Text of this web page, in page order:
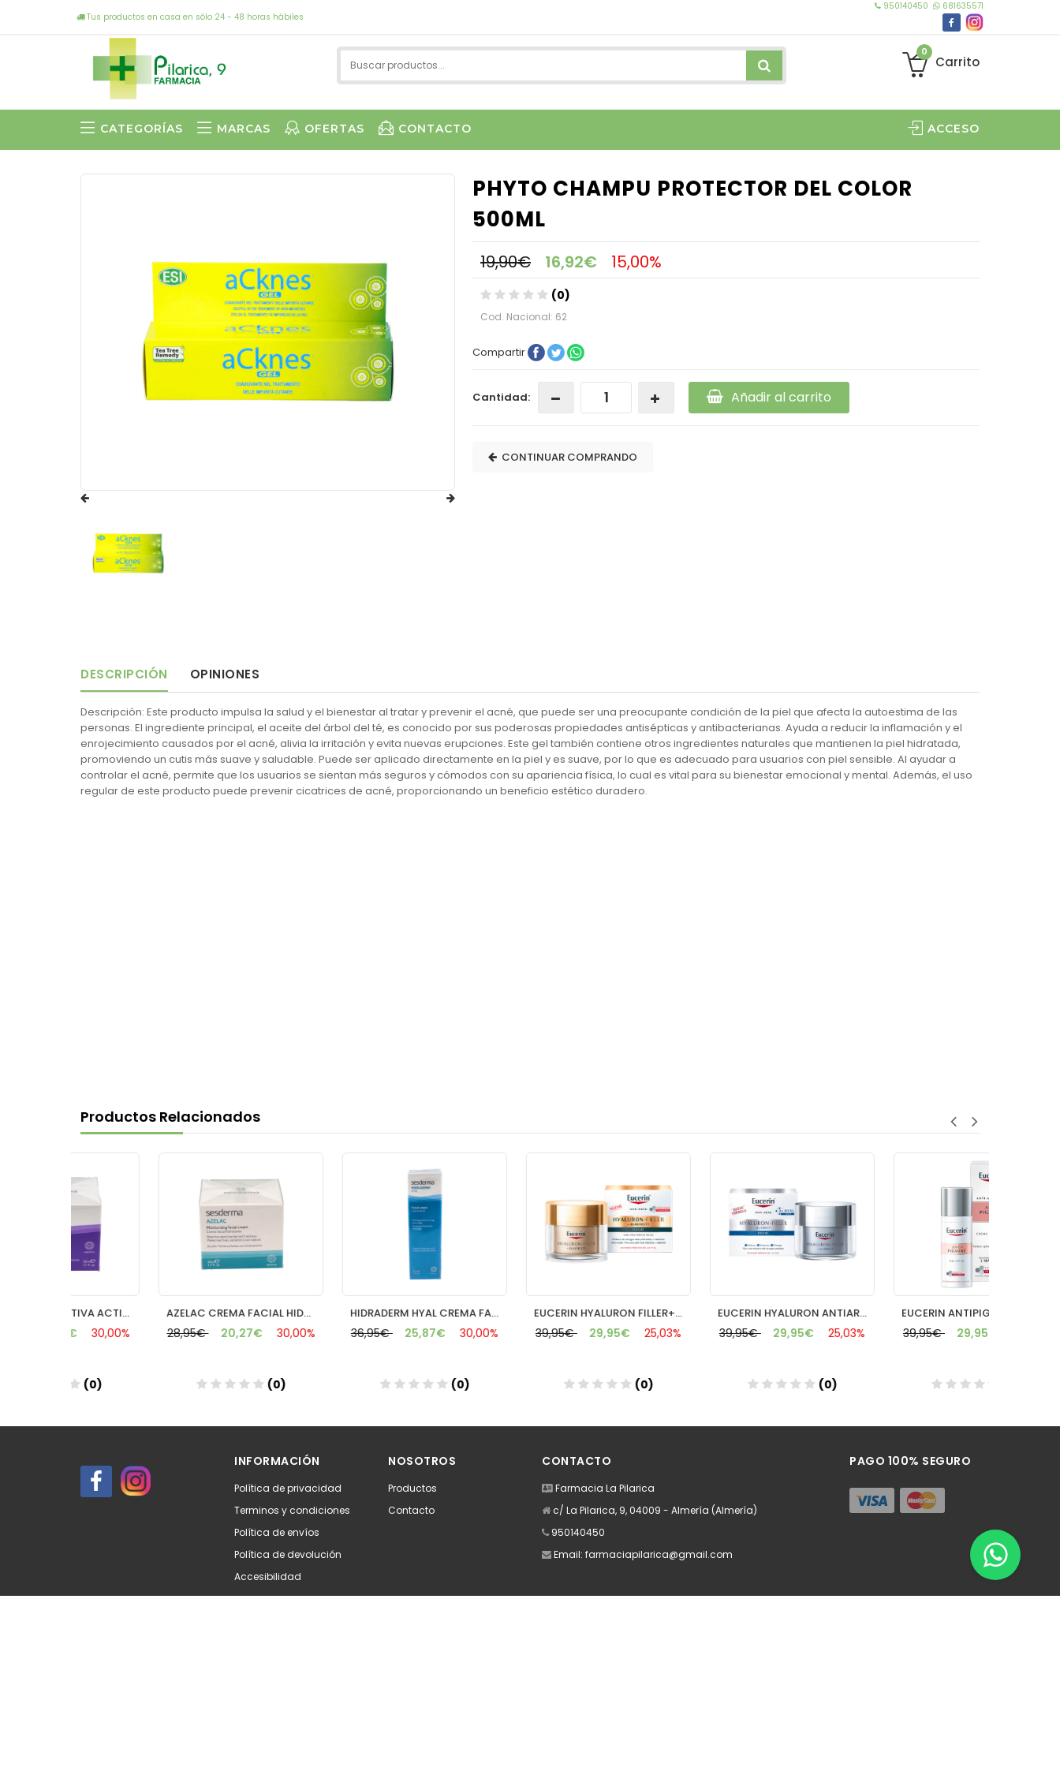
Tus productos en casa en sólo 24 - 48 horas hábiles
950140450 681635571
0
Carrito
CATEGORÍAS MARCAS OFERTAS CONTACTO ACCESO
PHYTO CHAMPU PROTECTOR DEL COLOR
500ML
19,90€ 16,92€ 15,00%
(0)
Cod. Nacional: 62
Compartir
Cantidad: Añadir al carrito
CONTINUAR COMPRANDO
DESCRIPCIÓN OPINIONES
Descripción: Este producto impulsa la salud y el bienestar al tratar y prevenir el acné, que puede ser una preocupante condición de la piel que afecta la autoestima de las
personas. El ingrediente principal, el aceite del árbol del té, es conocido por sus poderosas propiedades antisépticas y antibacterianas. Ayuda a reducir la inflamación y el
enrojecimiento causados por el acné, alivia la irritación y evita nuevas erupciones. Este gel también contiene otros ingredientes naturales que mantienen la piel hidratada,
promoviendo un cutis más suave y saludable. Puede ser aplicado directamente en la piel y es suave, por lo que es adecuado para usuarios con piel sensible. Al ayudar a
controlar el acné, permite que los usuarios se sientan más seguros y cómodos con su apariencia física, lo cual es vital para su bienestar emocional y mental. Además, el uso
regular de este producto puede prevenir cicatrices de acné, proporcionando un beneficio estético duradero.
Productos Relacionados
AZELAC CREMA FACIAL HIDRATANTE 50 ML
28,95€ 20,27€ 30,00%
(0)
HIDRADERM HYAL CREMA FACIAL 50 ML
36,95€ 25,87€ 30,00%
(0)
EUCERIN HYALURON FILLER+ELAST.NOCHE 50ML
39,95€ 29,95€ 25,03%
(0)
EUCERIN HYALURON ANTIARRUGAS NOCHE 50 ML
39,95€ 29,95€ 25,03%
(0)
EUCERIN ANTIPIGMENT CREMA DIA SPF30 50M
39,95€ 29,95€ 25,03%
(0)
INFORMACIÓN
Política de privacidad
Terminos y condiciones
Política de envíos
Política de devolución
Accesibilidad
NOSOTROS
Productos
Contacto
CONTACTO
Farmacia La Pilarica
c/ La Pilarica, 9, 04009 - Almería (Almería)
950140450
Email: farmaciapilarica@gmail.com
PAGO 100% SEGURO